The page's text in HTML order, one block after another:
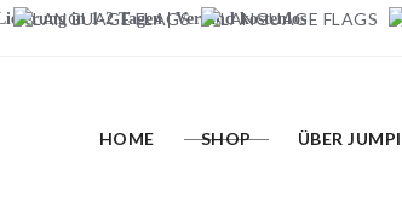
in 1-2 Tagen | Versand kostenlos
HOME SHOP ÜBER